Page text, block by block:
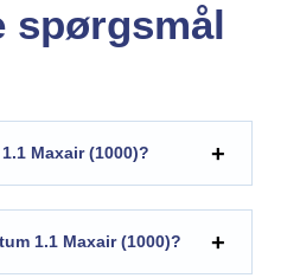
spørgsmål
Maxair (1000)?
1.1 Maxair (1000)?